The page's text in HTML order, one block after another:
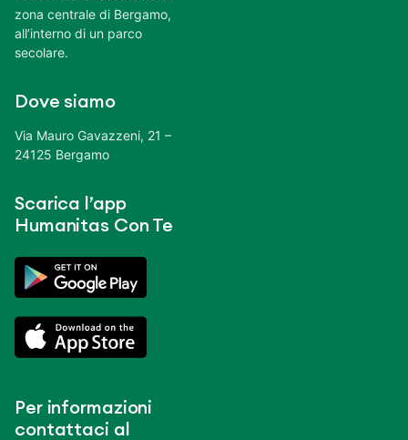
zona centrale di Bergamo,
all’interno di un parco
secolare.
Dove siamo
Via Mauro Gavazzeni, 21 –
24125 Bergamo
Scarica l’app
Humanitas Con Te
Per informazioni
contattaci al